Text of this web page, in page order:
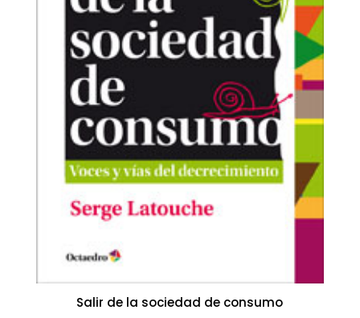
Salir de la sociedad de consumo